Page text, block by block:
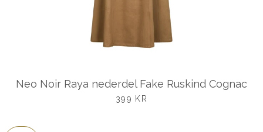
Neo Noir Raya nederdel Fake Ruskind Cognac
UDSALGSPRIS
399 KR